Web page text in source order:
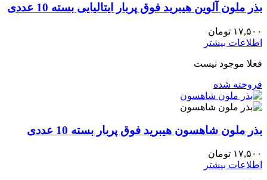
بذر ملون آلوین هیبرید فوق پربار ایتالیایی بسته 10 عددی
۱۷,۵۰۰ تومان
اطلاعات بیشتر
فعلا موجود نیست
فروخته شده
بذر ملون شاهسون هیبرید فوق پربار بسته 10 عددی
۱۷,۵۰۰ تومان
اطلاعات بیشتر